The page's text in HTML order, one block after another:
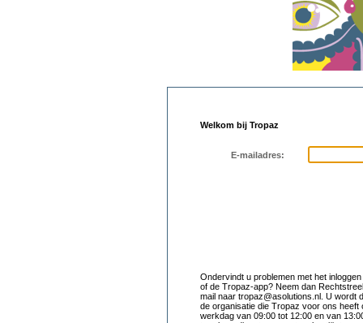
Welkom bij Tropaz
E-mailadres:
Ondervindt u problemen met het
of de Tropaz-app? Neem dan
mail naar tropaz@asolutions.nl. U wordt
de organisatie die Tropaz voor ons
werkdag van 09:00 tot 12:00 en van